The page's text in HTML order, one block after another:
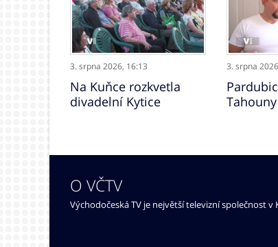
3. srpna 2026, 16:13
Na Kuňce rozkvetla
divadelní Kytice
3. srpna
Tahouny
O VČTV
Východočeská TV je největší televizní společnost